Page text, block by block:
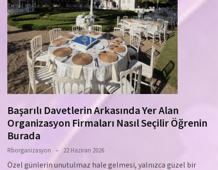
Başarılı Davetlerin Arkasında Yer Alan
Organizasyon Firmaları Nasıl Seçilir Öğrenin
Burada
Rborganizasyon 22 Haziran 2026
Özel günlerin unutulmaz hale gelmesi, yalnızca güzel bir